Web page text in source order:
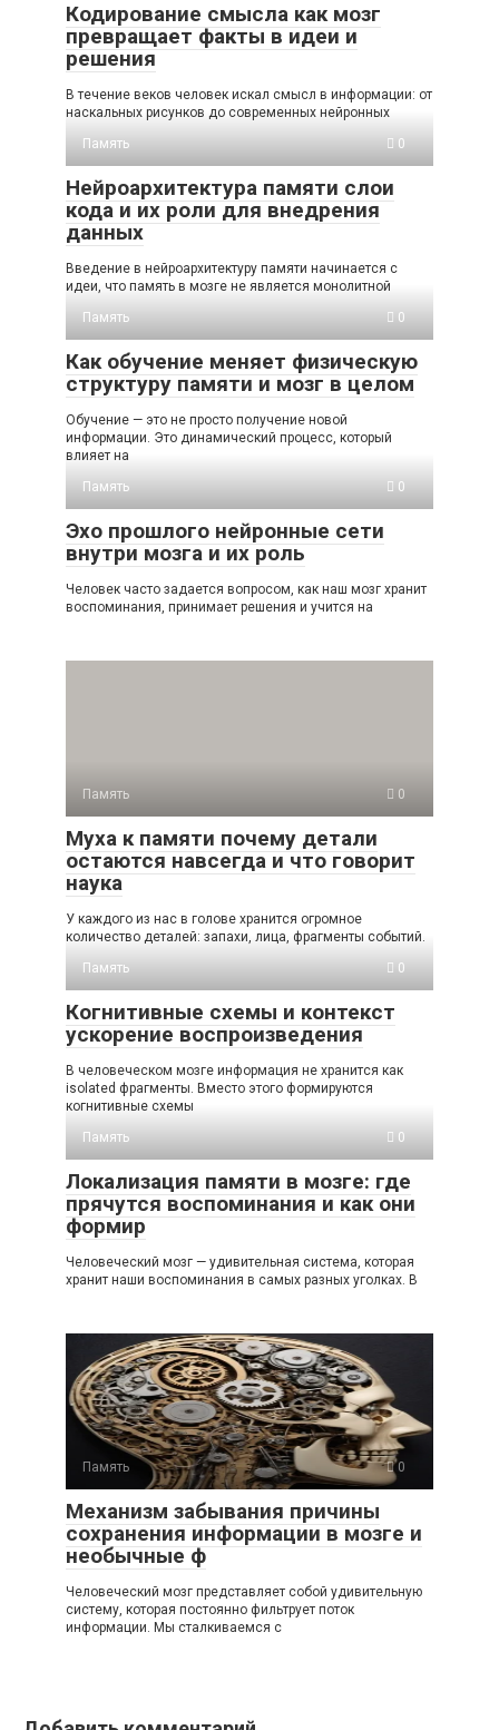
Кодирование смысла как мозг
превращает факты в идеи и
решения
В течение веков человек искал смысл в информации: от
наскальных рисунков до современных нейронных
Память
0
Нейроархитектура памяти слои
кода и их роли для внедрения
данных
Введение в нейроархитектуру памяти начинается с
идеи, что память в мозге не является монолитной
Память
0
Как обучение меняет физическую
структуру памяти и мозг в целом
Обучение — это не просто получение новой
информации. Это динамический процесс, который
влияет на
Память
0
Эхо прошлого нейронные сети
внутри мозга и их роль
Человек часто задается вопросом, как наш мозг хранит
воспоминания, принимает решения и учится на
Память 0
Муха к памяти почему детали
остаются навсегда и что говорит
наука
У каждого из нас в голове хранится огромное
количество деталей: запахи, лица, фрагменты событий.
Память
0
Когнитивные схемы и контекст
ускорение воспроизведения
В человеческом мозге информация не хранится как
isolated фрагменты. Вместо этого формируются
когнитивные схемы
Память
0
Локализация памяти в мозге: где
прячутся воспоминания и как они
формир
Человеческий мозг — удивительная система, которая
хранит наши воспоминания в самых разных уголках. В
Память 0
Механизм забывания причины
сохранения информации в мозге и
необычные ф
Человеческий мозг представляет собой удивительную
систему, которая постоянно фильтрует поток
информации. Мы сталкиваемся с